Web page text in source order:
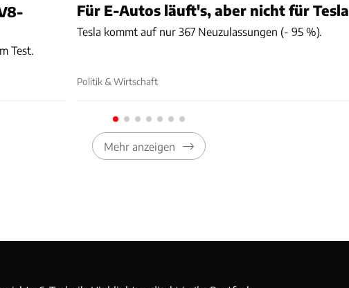
Test.
Für E-Autos läuft's, aber nicht für Tesla
Tesla kommt auf nur 367 Neuzulassungen (- 95 %).
Politik & Wirtschaft
Mehr anzeigen